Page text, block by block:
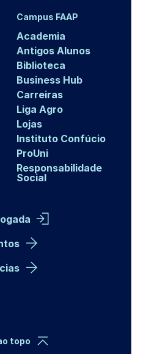
Campus FAAP
Academia
Antigos Alunos
Biblioteca
Business Hub
Carreiras
Liga Agro
Lojas
Instituto Confúcio
ProUni
Responsabilidade
Social
topo